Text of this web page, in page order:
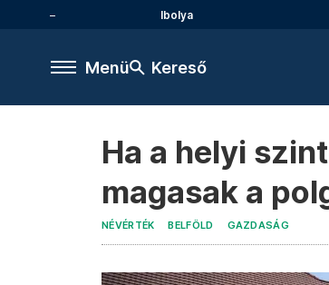
Ibolya
Menü Kereső
Ha a helyi
magasak a
NÉVÉRTÉK BELFÖLD GAZDASÁG